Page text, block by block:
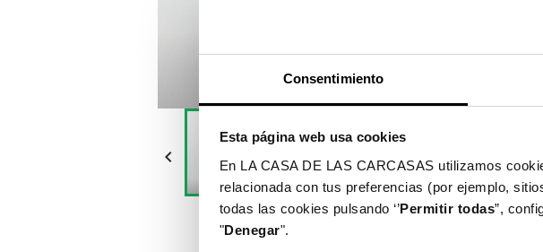
Consentimiento
Esta página web usa cookies
En LA CASA DE LAS CARCASAS utilizamos
relacionada con tus preferencias (por ejemplo,
todas las cookies pulsando ‘’Permitir todas”,
"Denegar".
